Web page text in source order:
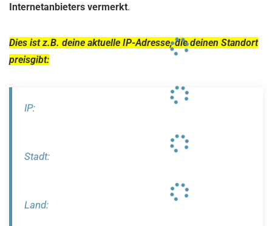
Internetanbieters vermerkt.
Dies ist z.B. deine aktuelle IP-Adresse, die deinen Standort
preisgibt:
IP:
Stadt:
Land: